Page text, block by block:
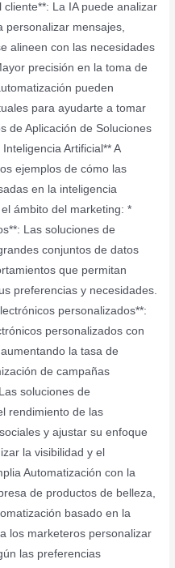
La IA puede analizar
personalizar mensajes,
alineen con las necesidades
precisión en la toma de
pueden
para ayudarte a tomar
de Aplicación de Soluciones
Artificial** A
ejemplos de cómo las
en la inteligencia
ámbito del marketing: *
Las soluciones de
conjuntos de datos
que permitan
preferencias y necesidades.
personalizados**:
personalizados con
la tasa de
de campañas
soluciones de
rendimiento de las
y ajustar su enfoque
la visibilidad y el
Automatización con la
de productos de belleza,
basado en la
los marketeros personalizar
las preferencias